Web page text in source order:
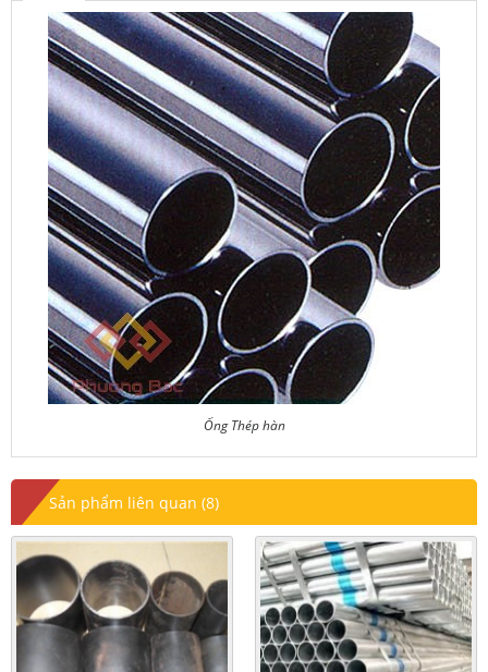
Ống Thép hàn
Sản phẩm liên quan (8)